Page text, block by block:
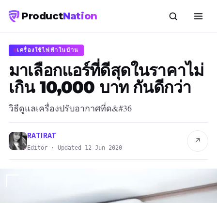
ProductNation
เครื่องใช้ไฟฟ้าในบ้าน
มาเลือกแอร์ที่ดีสุดในราคาไม่
เกิน 10,000 บาท กันดีกว่า
วิธีดูแลเครื่องปรับอากาศที่ด&#36
RATIRAT
Editor · Updated 12 Jun 2020
↗